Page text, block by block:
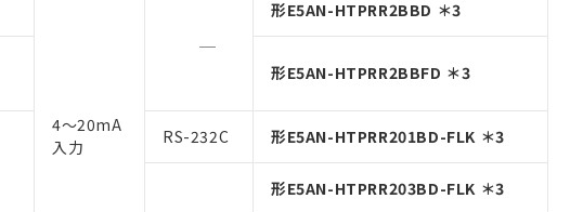
4～20mA
入力
形E5AN-HTPRR2BBD ＊3
形E5AN-HTPRR2BBFD ＊3
RS-232C 形E5AN-HTPRR201BD-FLK ＊3
形E5AN-HTPRR203BD-FLK ＊3